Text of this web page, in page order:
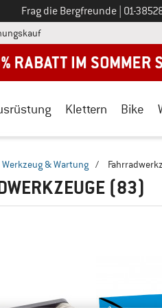
Frag die Bergfreunde Ruf
01-
Finde die Zahlungs-Infos
Klettern Bike
Werkzeug & Wartung /
(83)